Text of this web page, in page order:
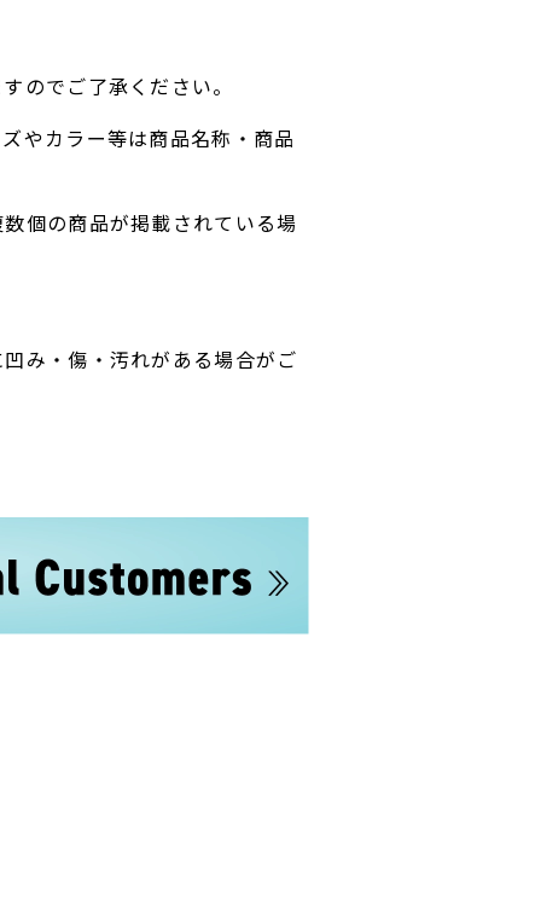
のでご了承ください。
やカラー等は商品名称・商品
個の商品が掲載されている場
み・傷・汚れがある場合がご